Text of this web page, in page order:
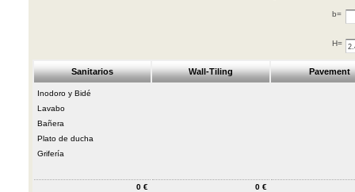
b=
H=
Sanitarios Wall-Tiling Pavement
Inodoro y Bidé
Lavabo
Bañera
Plato de ducha
Grifería
0 € 0 €